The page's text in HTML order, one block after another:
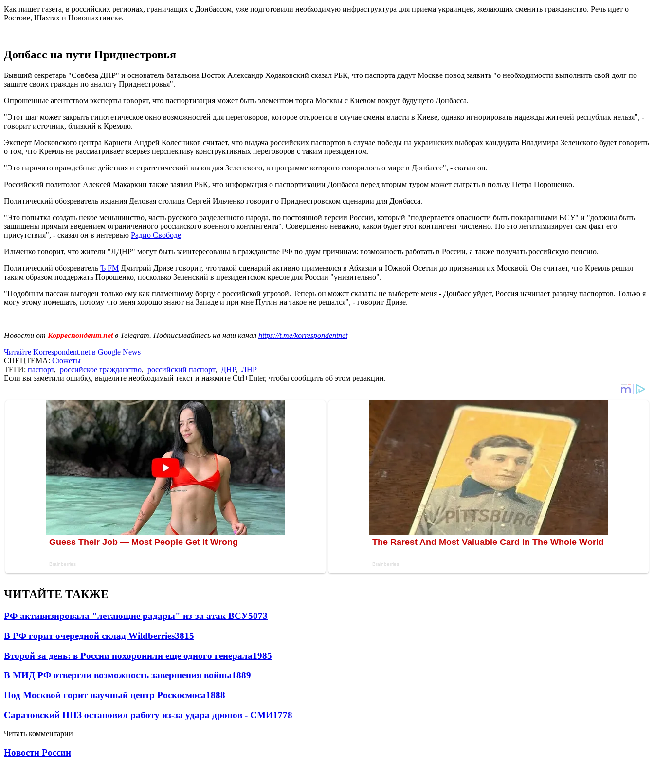
Как пишет газета, в российских регионах, граничащих с Донбассом, уже подготовили необходимую инфраструктура для приема украинцев, желающих сменить гражданство. Речь идет о
Ростове, Шахтах и Новошахтинске.
Донбасс на пути Приднестровья
Бывший секретарь "Совбеза ДНР" и основатель батальона Восток Александр Ходаковский сказал РБК, что паспорта дадут Москве повод заявить "о необходимости выполнить свой долг по
защите своих граждан по аналогу Приднестровья".
Опрошенные агентством эксперты говорят, что паспортизация может быть элементом торга Москвы с Киевом вокруг будущего Донбасса.
"Этот шаг может закрыть гипотетическое окно возможностей для переговоров, которое откроется в случае смены власти в Киеве, однако игнорировать надежды жителей республик нельзя", -
говорит источник, близкий к Кремлю.
Эксперт Московского центра Карнеги Андрей Колесников считает, что выдача российских паспортов в случае победы на украинских выборах кандидата Владимира Зеленского будет говорить
о том, что Кремль не рассматривает всерьез перспективу конструктивных переговоров с таким президентом.
"Это нарочито враждебные действия и стратегический вызов для Зеленского, в программе которого говорилось о мире в Донбассе", - сказал он.
Российский политолог Алексей Макаркин также заявил РБК, что информация о паспортизации Донбасса перед вторым туром может сыграть в пользу Петра Порошенко.
Политический обозреватель издания Деловая столица Сергей Ильченко говорит о Приднестровском сценарии для Донбасса.
"Это попытка создать некое меньшинство, часть русского разделенного народа, по постоянной версии России, который "подвергается опасности быть покаранными ВСУ" и "должны быть
защищены прямым введением ограниченного российского военного контингента". Совершенно неважно, какой будет этот контингент численно. Но это легитимизирует сам факт его
присутствия", - сказал он в интервью Радио Свободе.
Ильченко говорит, что жители "ЛДНР" могут быть заинтересованы в гражданстве РФ по двум причинам: возможность работать в России, а также получать российскую пенсию.
Политический обозреватель Ъ FM Дмитрий Дризе говорит, что такой сценарий активно применялся в Абхазии и Южной Осетии до признания их Москвой. Он считает, что Кремль решил
таким образом поддержать Порошенко, посколько Зеленский в президентском кресле для России "унизительно".
"Подобным пассаж выгоден только ему как пламенному борцу с российской угрозой. Теперь он может сказать: не выберете меня - Донбасс уйдет, Россия начинает раздачу паспортов. Только я
могу этому помешать, потому что меня хорошо знают на Западе и при мне Путин на такое не решался", - говорит Дризе.
Новости от Корреспондент.netв Telegram. Подписывайтесь на наш канал https://t.me/korrespondentnet
Читайте Korrespondent.net в Google News
СПЕЦТЕМА: Сюжеты
ТЕГИ: паспорт, российское гражданство, российский паспорт, ДНР, ЛНР
Если вы заметили ошибку, выделите необходимый текст и нажмите Ctrl+Enter, чтобы сообщить об этом редакции.
ЧИТАЙТЕ ТАКЖЕ
РФ активизировала "летающие радары" из-за атак ВСУ5073
В РФ горит очередной склад Wildberries3815
Второй за день: в России похоронили еще одного генерала1985
В МИД РФ отвергли возможность завершения войны1889
Под Москвой горит научный центр Роскосмоса1888
Саратовский НПЗ остановил работу из-за удара дронов - СМИ1778
Читать комментарии
Новости России